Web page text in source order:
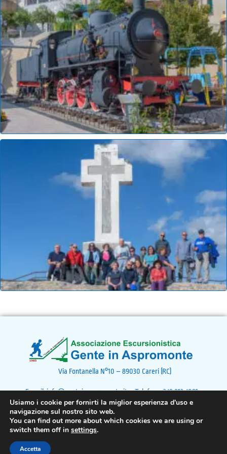
Via Fontanella N°10 – 89030 Careri (RC)
E-mail: info@genteinaspromonte.it – Telefono: 348 813 4091 –
C.F. 92005390809
Associazione Gente in Aspromonte © 2024 - Tutti i diritti
sono riservati - Sito realizzato a cura di BWeb
Usiamo i cookie per fornirti la miglior esperienza d'uso e
navigazione sul nostro sito web.
You can find out more about which cookies we are using or
switch them off in settings.
Accetta